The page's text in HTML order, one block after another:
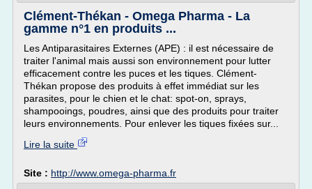
Clément-Thékan - Omega Pharma - La
gamme n°1 en produits ...
Les Antiparasitaires Externes (APE) : il est nécessaire de
traiter l'animal mais aussi son environnement pour lutter
efficacement contre les puces et les tiques. Clément-
Thékan propose des produits à effet immédiat sur les
parasites, pour le chien et le chat: spot-on, sprays,
shampooings, poudres, ainsi que des produits pour traiter
leurs environnements. Pour enlever les tiques fixées sur...
Lire la suite
Site : http://www.omega-pharma.fr